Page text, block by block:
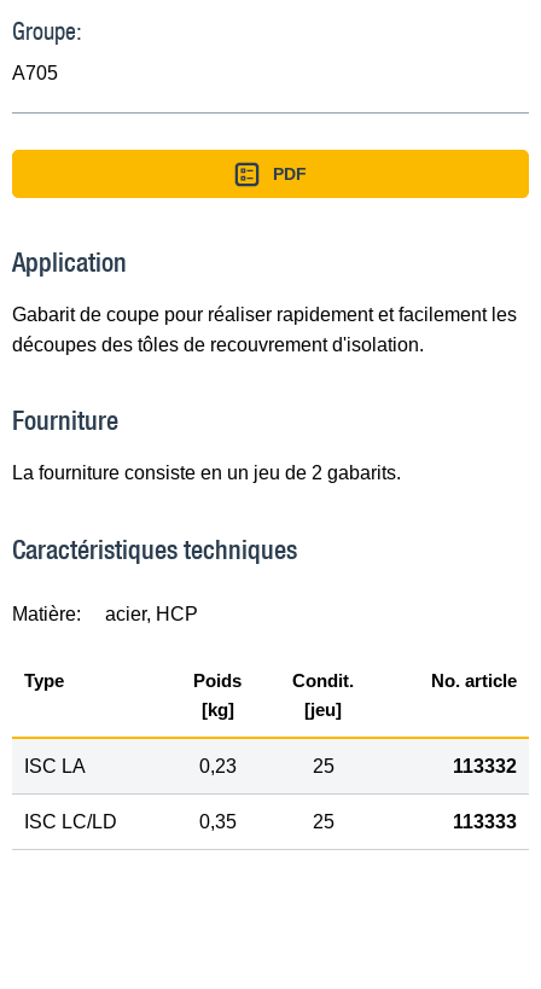
Groupe:
A705
PDF
Application
Gabarit de coupe pour réaliser rapidement et facilement les
découpes des tôles de recouvrement d'isolation.
Fourniture
La fourniture consiste en un jeu de 2 gabarits.
Caractéristiques techniques
Matière: acier, HCP
Type
Poids
[kg]
Condit.
[jeu]
No. article
ISC LA 0,23 25 113332
ISC LC/LD 0,35 25 113333